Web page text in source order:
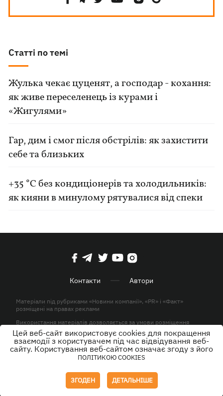
Статті по темі
Жулька чекає цуценят, а господар - кохання:
як живе переселенець із курами і
«Жигулями»
Гар, дим і смог після обстрілів: як захистити
себе та близьких
+35 °C без кондиціонерів та холодильників:
як кияни в минулому рятувалися від спеки
Контакти Автори
Матеріали під рубриками «Новини компанії», «PR» і «Факт»
розміщені на правах реклами
Використання матеріалів дозволяється за умови розміщення
активного гіперпосилання на KP.UA в першому абзаці.
© ТОВ «ЮЛАВ МЕДІА» 2026. Всі права захищені.
Цей веб-сайт використовує cookies для покращення
взаємодії з користувачем під час відвідування веб-
сайту. Користування веб-сайтом означає згоду з його
ПОЛІТИКОЮ COOKIES
ЗГОДЕН ДЕТАЛЬНІШЕ